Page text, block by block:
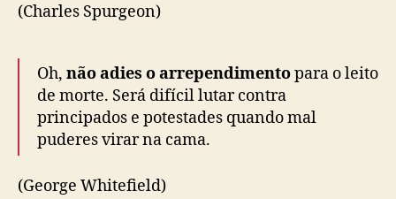
(Charles Spurgeon)
Oh, não adies o arrependimentopara o leito
de morte. Será difícil lutar contra
principados e potestades quando mal
puderes virar na cama.
(George Whitefield)